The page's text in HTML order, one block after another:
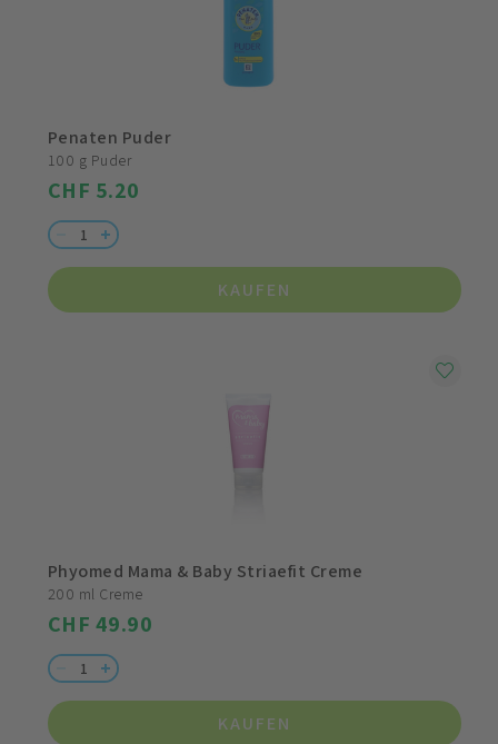
Penaten Puder
100 g Puder
CHF 5.20
KAUFEN
Phyomed Mama & Baby Striaefit Creme
200 ml Creme
CHF 49.90
KAUFEN